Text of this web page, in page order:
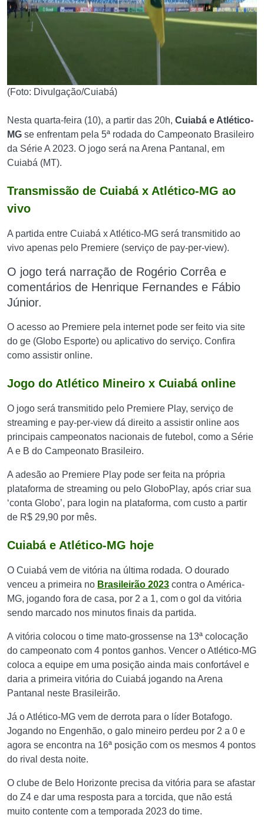
(Foto: Divulgação/Cuiabá)
Nesta quarta-feira (10), a partir das 20h, Cuiabá e Atlético-
MG se enfrentam pela 5ª rodada do Campeonato Brasileiro
da Série A 2023. O jogo será na Arena Pantanal, em
Cuiabá (MT).
Transmissão de Cuiabá x Atlético-MG ao
vivo
A partida entre Cuiabá x Atlético-MG será transmitido ao
vivo apenas pelo Premiere (serviço de pay-per-view).
O jogo terá narração de Rogério Corrêa e
comentários de Henrique Fernandes e Fábio
Júnior.
O acesso ao Premiere pela internet pode ser feito via site
do ge (Globo Esporte) ou aplicativo do serviço. Confira
como assistir online.
Jogo do Atlético Mineiro x Cuiabá online
O jogo será transmitido pelo Premiere Play, serviço de
streaming e pay-per-view dá direito a assistir online aos
principais campeonatos nacionais de futebol, como a Série
A e B do Campeonato Brasileiro.
A adesão ao Premiere Play pode ser feita na própria
plataforma de streaming ou pelo GloboPlay, após criar sua
‘conta Globo’, para login na plataforma, com custo a partir
de R$ 29,90 por mês.
Cuiabá e Atlético-MG hoje
O Cuiabá vem de vitória na última rodada. O dourado
venceu a primeira no Brasileirão 2023 contra o América-
MG, jogando fora de casa, por 2 a 1, com o gol da vitória
sendo marcado nos minutos finais da partida.
A vitória colocou o time mato-grossense na 13ª colocação
do campeonato com 4 pontos ganhos. Vencer o Atlético-MG
coloca a equipe em uma posição ainda mais confortável e
daria a primeira vitória do Cuiabá jogando na Arena
Pantanal neste Brasileirão.
Já o Atlético-MG vem de derrota para o líder Botafogo.
Jogando no Engenhão, o galo mineiro perdeu por 2 a 0 e
agora se encontra na 16ª posição com os mesmos 4 pontos
do rival desta noite.
O clube de Belo Horizonte precisa da vitória para se afastar
do Z4 e dar uma resposta para a torcida, que não está
muito contente com a temporada 2023 do time.